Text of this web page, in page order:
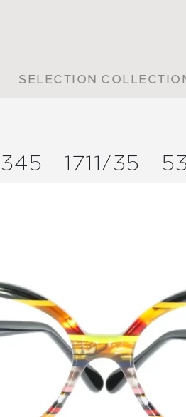
SELECTION
1711/35